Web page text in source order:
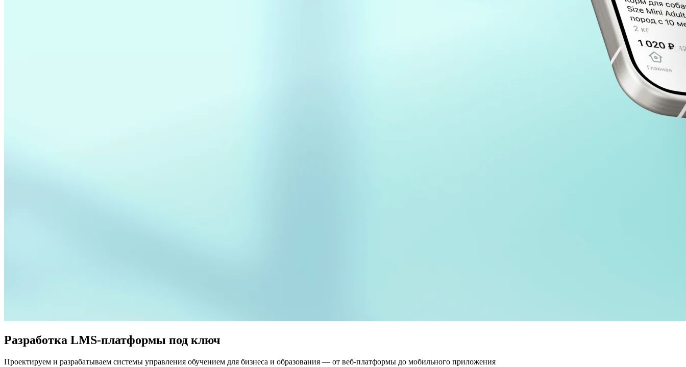
Разработка LMS-платформы под ключ
Проектируем и разрабатываем системы управления обучением для бизнеса и образования — от веб-платформы до мобильного приложения